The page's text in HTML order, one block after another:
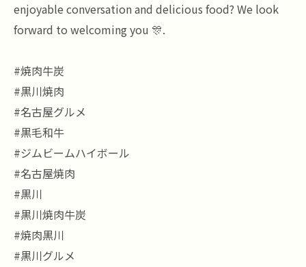
enjoyable conversation and delicious food? We look
forward to welcoming you 🎊.
#焼肉牛炭
#黒川焼肉
#名古屋グルメ
#黒毛和牛
#ジムビームハイボール
#名古屋焼肉
#黒川
#黒川焼肉牛炭
#焼肉黒川
#黒川グルメ